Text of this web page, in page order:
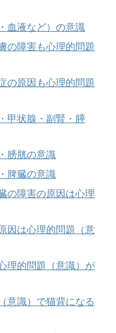
血液など）の意識
の障害も心理的問題
の原因も心理的問題
甲状腺・副腎・膵
膀胱の意識
脾臓の意識
の障害の原因は心理
因は心理的問題（意
理的問題（意識）が
意識）で猫背になる